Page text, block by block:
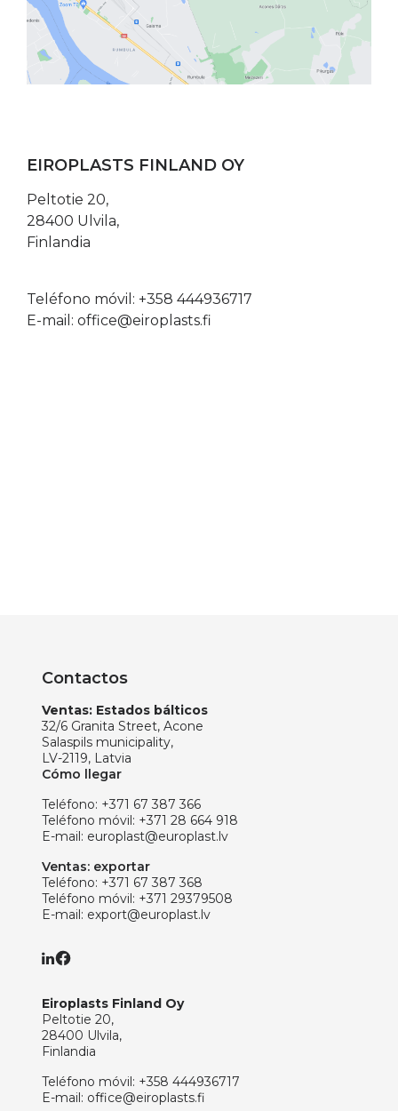
EIROPLASTS FINLAND OY
Peltotie 20,
28400 Ulvila,
Finlandia
Teléfono móvil: +358 444936717
E-mail: office@eiroplasts.fi
Contactos
Ventas: Estados bálticos
32/6 Granita Street, Acone
Salaspils municipality,
LV-2119, Latvia
Cómo llegar
Teléfono: +371 67 387 366
Teléfono móvil: +371 28 664 918
E-mail: europlast@europlast.lv
Ventas: exportar
Teléfono: +371 67 387 368
Teléfono móvil: +371 29379508
E-mail: export@europlast.lv
Eiroplasts Finland Oy
Peltotie 20,
28400 Ulvila,
Finlandia
Teléfono móvil: +358 444936717
E-mail: office@eiroplasts.fi